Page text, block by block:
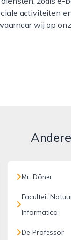
activiteiten
wij op
Mr. Döner
Faculteit
Informatica
De Professor